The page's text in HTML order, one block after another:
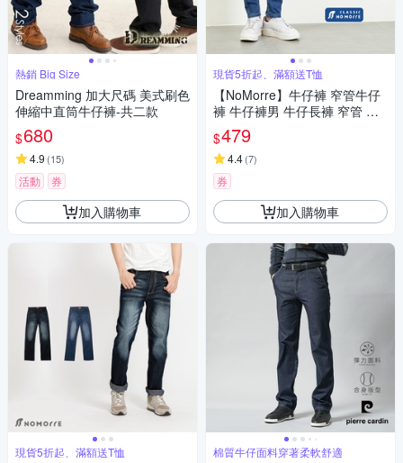
熱銷 Big Size
Dreamming 加大尺碼 美式刷色
伸縮中直筒牛仔褲-共二款
$680
4.9 (15)
活動 券
加入購物車
現貨5折起、滿額送T恤
現貨5折起、滿額送T恤
【NoMorre】牛仔褲 窄管牛仔
褲 牛仔褲男 牛仔長褲 窄管 修
身 彈性 M-4L 共5款 台灣現貨
#5632
$479
4.4(7)
券
加入購物車
棉質牛仔面料穿著柔軟舒適